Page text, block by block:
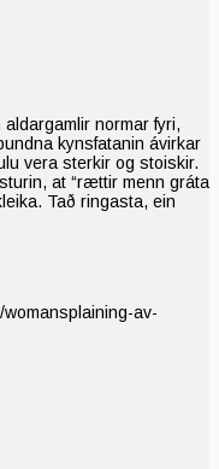
normar fyri,
kynsfatanin ávirkar
vera sterkir og stoiskir.
at “rættir menn gráta
Tað ringasta, ein
av-